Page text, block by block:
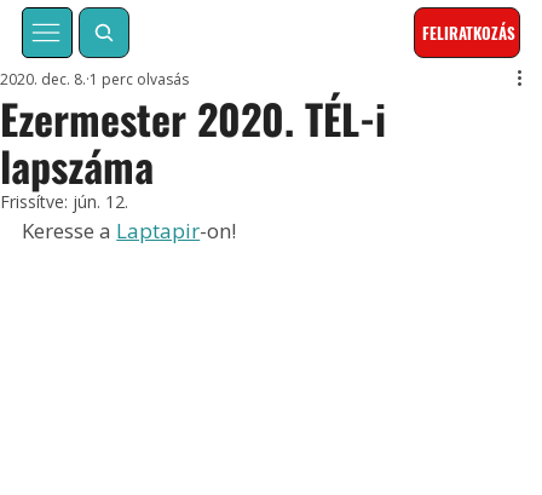
FELIRATKOZÁS
Ezermester 2020. TÉL-i
lapszáma
2020. dec. 8. 1 perc olvasás
Frissítve: jún. 12.
Keresse a Laptapir-on!